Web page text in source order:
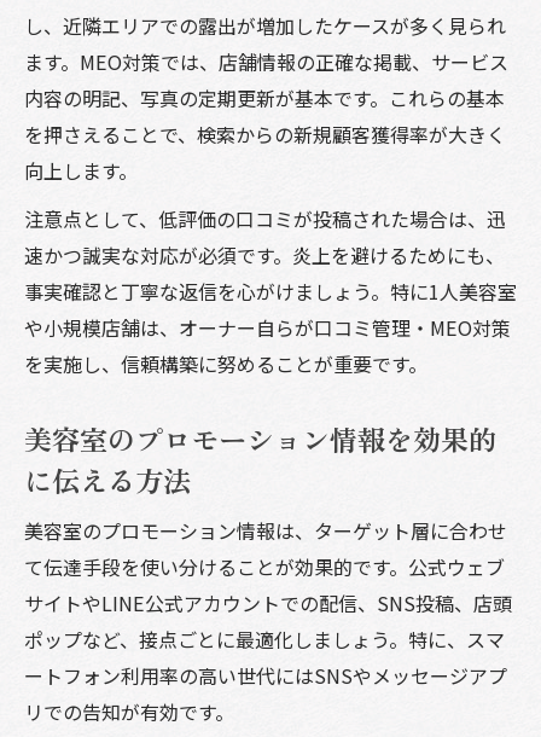
し、近隣エリアでの露出が増加したケースが多く見られ
ます。MEO対策では、店舗情報の正確な掲載、サービス
内容の明記、写真の定期更新が基本です。これらの基本
を押さえることで、検索からの新規顧客獲得率が大きく
向上します。
注意点として、低評価の口コミが投稿された場合は、迅
速かつ誠実な対応が必須です。炎上を避けるためにも、
事実確認と丁寧な返信を心がけましょう。特に1人美容室
や小規模店舗は、オーナー自らが口コミ管理・MEO対策
を実施し、信頼構築に努めることが重要です。
美容室のプロモーション情報を効果的
に伝える方法
美容室のプロモーション情報は、ターゲット層に合わせ
て伝達手段を使い分けることが効果的です。公式ウェブ
サイトやLINE公式アカウントでの配信、SNS投稿、店頭
ポップなど、接点ごとに最適化しましょう。特に、スマ
ートフォン利用率の高い世代にはSNSやメッセージアプ
リでの告知が有効です。